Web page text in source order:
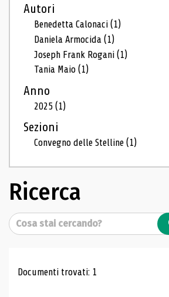
Autori
Benedetta Calonaci(1)
Daniela Armocida(1)
Joseph Frank Rogani(1)
Tania Maio(1)
Anno
2025(1)
Sezioni
Convegno delle Stelline(1)
Ricerca
Cerca
Risultati di ricerca
Documenti trovati: 1